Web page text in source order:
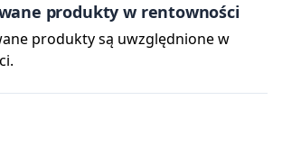
produkty w rentowności
produkty są uwzględnione w